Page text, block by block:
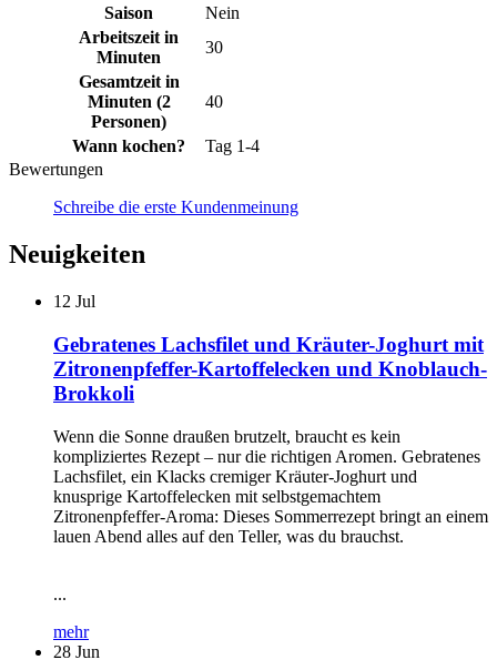
Saison
Nein
Arbeitszeit in
Minuten
30
Gesamtzeit in
Minuten (2
Personen)
40
Wann kochen?
Tag 1-4
Bewertungen
Schreibe die erste Kundenmeinung
Neuigkeiten
12 Jul
Gebratenes Lachsfilet und Kräuter-Joghurt mit
Zitronenpfeffer-Kartoffelecken und Knoblauch-
Brokkoli
Wenn die Sonne draußen brutzelt, braucht es kein
kompliziertes Rezept – nur die richtigen Aromen. Gebratenes
Lachsfilet, ein Klacks cremiger Kräuter-Joghurt und
knusprige Kartoffelecken mit selbstgemachtem
Zitronenpfeffer-Aroma: Dieses Sommerrezept bringt an einem
lauen Abend alles auf den Teller, was du brauchst.
...
mehr
28 Jun